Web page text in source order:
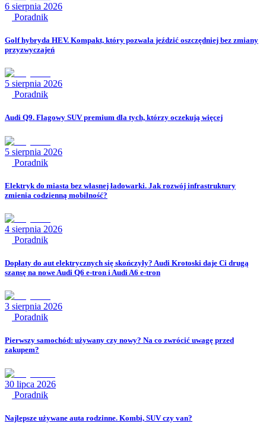
6 sierpnia 2026
Poradnik
Golf hybryda HEV. Kompakt, który pozwala jeździć oszczędniej bez zmiany
przyzwyczajeń
5 sierpnia 2026
Poradnik
Audi Q9. Flagowy SUV premium dla tych, którzy oczekują więcej
5 sierpnia 2026
Poradnik
Elektryk do miasta bez własnej ładowarki. Jak rozwój infrastruktury
zmienia codzienną mobilność?
4 sierpnia 2026
Poradnik
Dopłaty do aut elektrycznych się skończyły? Audi Krotoski daje Ci drugą
szansę na nowe Audi Q6 e-tron i Audi A6 e-tron
3 sierpnia 2026
Poradnik
Pierwszy samochód: używany czy nowy? Na co zwrócić uwagę przed
zakupem?
30 lipca 2026
Poradnik
Najlepsze używane auta rodzinne. Kombi, SUV czy van?